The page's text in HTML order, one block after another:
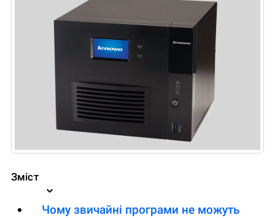
Зміст
Чому звичайні програми не можуть